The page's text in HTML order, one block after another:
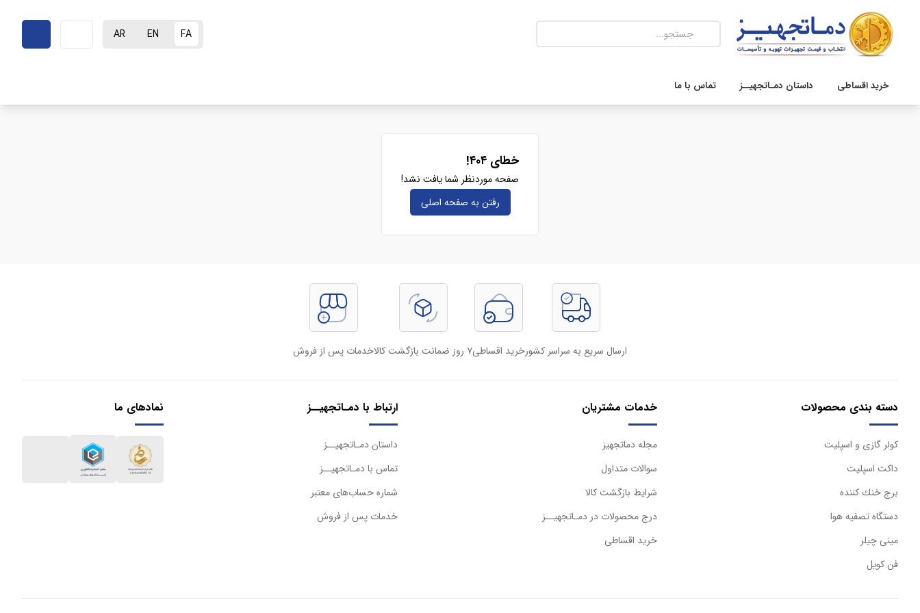
FA
EN
AR
خرید اقساطی داستان دمـاتجهیــز تماس با ما
خطای ۴۰۴!
صفحه موردنظر شما یافت نشد!
رفتن به صفحه‌ اصلی
ارسال سریع به سراسر کشورخرید اقساطی۷ روز ضمانت بازگشت کالا خدمات پس از فروش
دسته بندی محصولات
كولر گازی و اسپليت
داكت اسپليت
برج خنك كننده
دستگاه تصفيه هوا
مینی چیلر
فن کویل
خدمات مشتریان
مجله دماتجهیز
سوالات متداول
شرایط بازگشت کالا
درج محصولات در دمـاتجهیــز
خرید اقساطی
ارتباط با دمـاتجهیــز
داستان دمـاتجهیــز
تماس با دمـاتجهیــز
شماره حساب‌های معتبر
خدمات پس از فروش
نمادهای ما